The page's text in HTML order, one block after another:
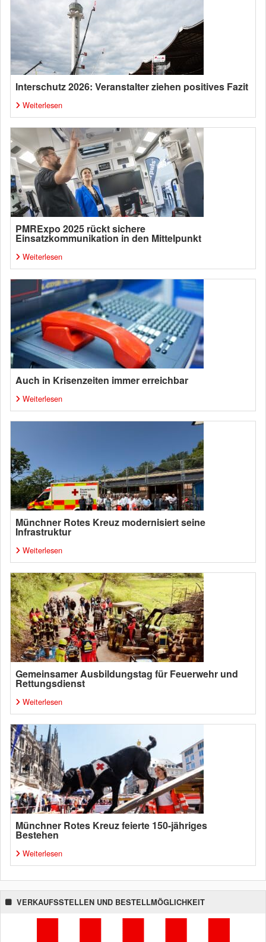
Interschutz 2026: Veranstalter ziehen positives Fazit
Weiterlesen
PMRExpo 2025 rückt sichere
Einsatzkommunikation in den Mittelpunkt
Weiterlesen
Auch in Krisenzeiten immer erreichbar
Weiterlesen
Münchner Rotes Kreuz modernisiert seine
Infrastruktur
Weiterlesen
Gemeinsamer Ausbildungstag für Feuerwehr und
Rettungsdienst
Weiterlesen
Münchner Rotes Kreuz feierte 150-jähriges
Bestehen
Weiterlesen
VERKAUFSSTELLEN UND BESTELLMÖGLICHKEIT